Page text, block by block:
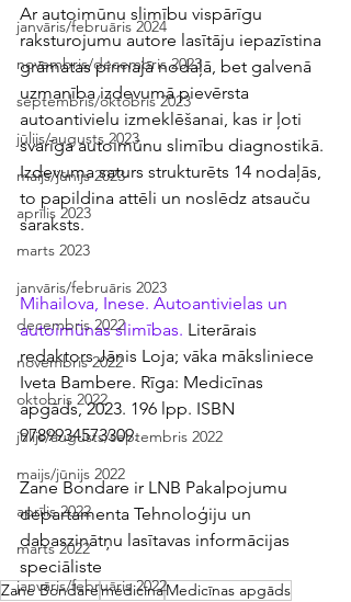
janvāris/februāris 2024
novembris/decembris 2023
septembris/oktobris 2023
jūlijs/augusts 2023
maijs/jūnijs 2023
aprīlis 2023
marts 2023
janvāris/februāris 2023
decembris 2022
novembris 2022
oktobris 2022
jūlijs/augusts/septembris 2022
maijs/jūnijs 2022
aprīlis 2022
marts 2022
janvāris/februāris 2022
Ar autoimūnu slimību vispārīgu
raksturojumu autore lasītāju iepazīstina
grāmatas pirmajā nodaļā, bet galvenā
uzmanība izdevumā pievērsta
autoantivielu izmeklēšanai, kas ir ļoti
svarīga autoimūnu slimību diagnostikā.
Izdevuma saturs strukturēts 14 nodaļās,
to papildina attēli un noslēdz atsauču
saraksts.
Mihailova, Inese. Autoantivielas un
autoimūnas slimības. Literārais
redaktors Jānis Loja; vāka māksliniece
Iveta Bambere. Rīga: Medicīnas
apgāds, 2023. 196 lpp. ISBN
9789934573309.
Zane Bondare ir LNB Pakalpojumu
departamenta Tehnoloģiju un
dabaszinātņu lasītavas informācijas
speciāliste
Zane BondaremedicīnaMedicīnas apgāds